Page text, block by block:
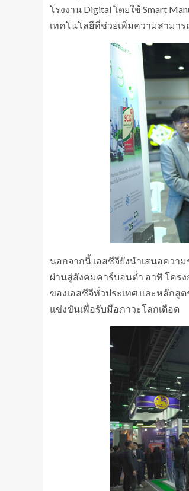
โรงงาน Digital โดยใช้ Smart
เทคโนโลยีที่ช่วยเพิ่มความสามา
นอกจากนี้ เอสซีจียังนำเสนอควา
ผ่านสู่สังคมคาร์บอนต่ำ อาทิ โครง
ของเอสซีจีทั่วประเทศ และหลักสูต
แข่งขันเพื่อรับมือภาวะโลกเดือด